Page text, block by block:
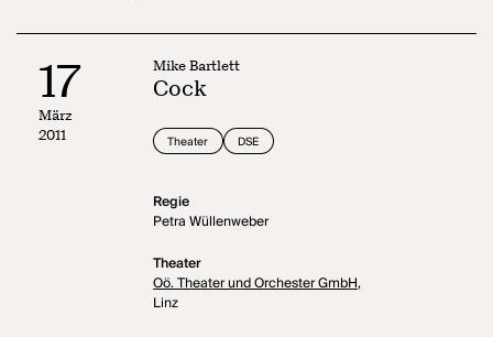
17
März
2011
Mike Bartlett
Cock
Theater DSE
Regie
Petra Wüllenweber
Theater
Oö. Theater und Orchester GmbH,
Linz